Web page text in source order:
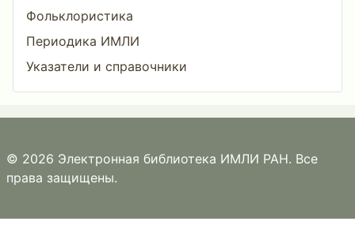
Фольклористика
Периодика ИМЛИ
Указатели и справочники
© 2026 Электронная библиотека ИМЛИ РАН. Все
права защищены.